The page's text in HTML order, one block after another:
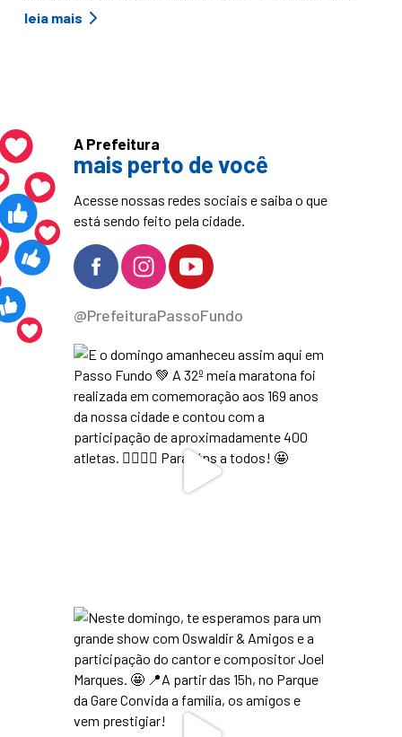
leia mais
A Prefeitura
mais perto de você
Acesse nossas redes sociais e saiba o que
está sendo feito pela cidade.
@PrefeituraPassoFundo